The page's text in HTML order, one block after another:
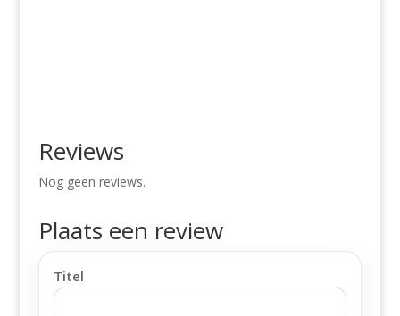
Reviews
Nog geen reviews.
Plaats een review
Titel